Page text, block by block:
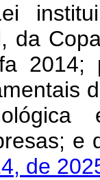
da
2014;
de